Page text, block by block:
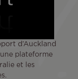
d’Auckland
plateforme
et les